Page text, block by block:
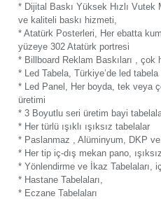
* Dijital Baskı Yüksek Hızlı Vutek
ve kaliteli baskı hizmeti,
* Atatürk Posterleri, Her ebatta
yüzeye 302 Atatürk portresi
* Billboard Reklam Baskıları , çok
* Led Tabela, Türkiye’de led tabela
* Led Panel, Her boyda, tek veya
üretimi
* 3 Boyutlu seri üretim bayi
* Her türlü ışıklı ışıksız tabelalar
* Paslanmaz , Alüminyum, DKP
* Her tip iç-dış mekan pano,
* Yönlendirme ve İkaz Tabelaları,
* Hastane Tabelaları,
* Eczane Tabelaları